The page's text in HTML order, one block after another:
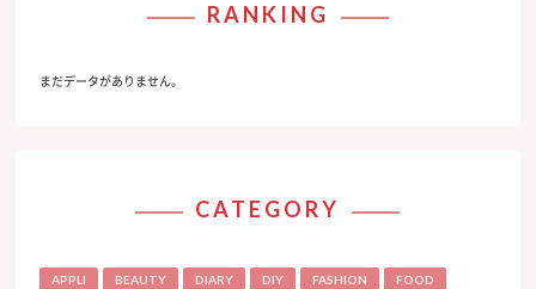
RANKING
まだデータがありません。
CATEGORY
APPLI BEAUTY DIARY DIY FASHION FOOD